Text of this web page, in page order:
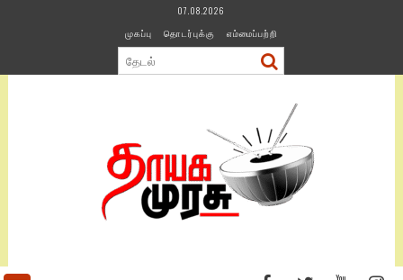
07.08.2026
முகப்பு
தொடர்புக்கு எம்மைப்பற்றி